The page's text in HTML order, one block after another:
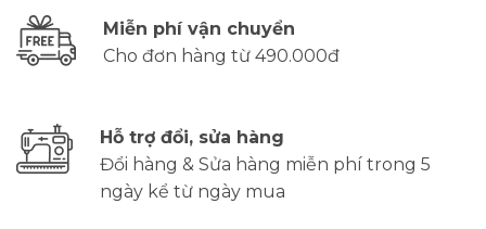
Miễn phí vận chuyển
Cho đơn hàng từ 490.000đ
Hỗ trợ đổi, sửa hàng
Đổi hàng & Sửa hàng miễn phí trong 5
ngày kể từ ngày mua